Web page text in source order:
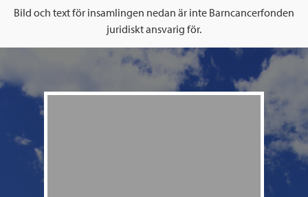
Bild och text för insamlingen nedan är inte Barncancerfonden
juridiskt ansvarig för.